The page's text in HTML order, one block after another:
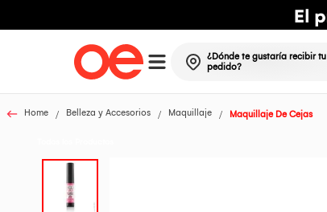
¿Dónde te gustaría recibir tu
pedido?
Home Belleza y Accesorios Maquillaje Maquillaje De Cejas